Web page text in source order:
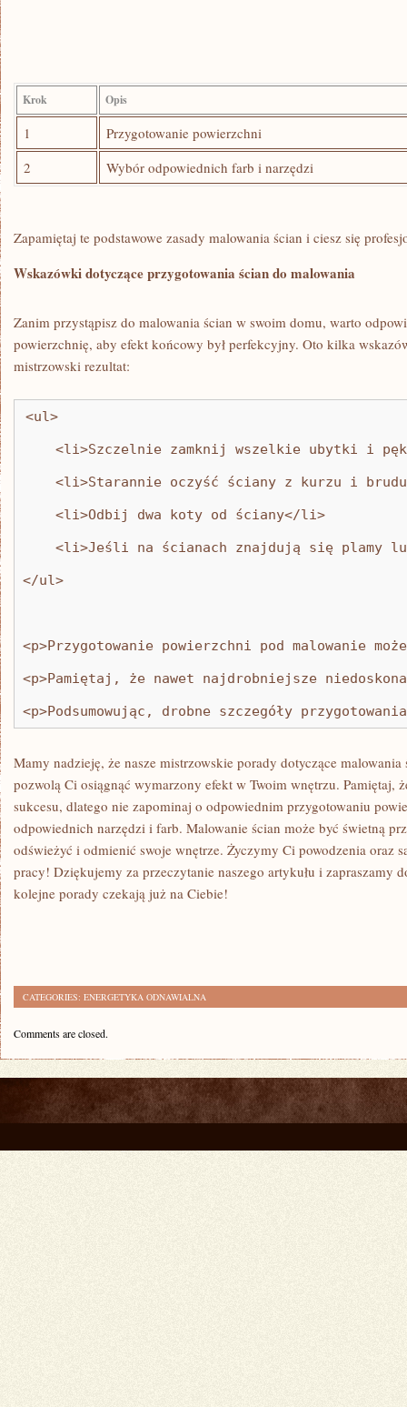
Krok Opis
1
Przygotowanie powierzchni
2
Wybór odpowiednich farb ⁢i narzędzi
Zapamiętaj te podstawowe ‌zasady malowania ścian ⁣i ciesz się
Wskazówki dotyczące przygotowania‌ ścian do malowania
Zanim przystąpisz‍ do malowania ścian w swoim domu,​ warto​
powierzchnię, aby efekt końcowy ⁣był perfekcyjny. Oto kilka
mistrzowski rezultat:
<ul>
<li>Szczelnie zamknij wszelkie ubytki i
<li>Starannie oczyść ściany z kurzu i
    <li>Odbij dwa koty od ściany</li>
<li>Jeśli na ścianach znajdują się plamy
</ul>
<p>Przygotowanie powierzchni pod malowanie
<p>Pamiętaj, że nawet najdrobniejsze
<p>Podsumowując, drobne szczegóły
Mamy nadzieję, że nasze mistrzowskie porady dotyczące
pozwolą Ci osiągnąć wymarzony ⁢efekt⁣ w Twoim wnętrzu. Pamiętaj,
‍sukcesu, dlatego⁤ nie zapominaj‍ o odpowiednim przygotowaniu
odpowiednich​ narzędzi i farb. Malowanie ścian może być świetną
⁢odświeżyć i⁢ odmienić swoje wnętrze. Życzymy Ci ⁢powodzenia oraz
pracy! Dziękujemy za przeczytanie naszego artykułu i zapraszamy
kolejne‍ porady czekają​ już na Ciebie!
CATEGORIES: ENERGETYKA ODNAWIALNA
Comments are closed.